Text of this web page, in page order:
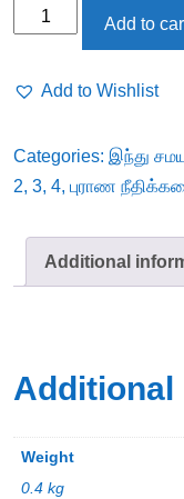
புராண
1,2,3,4
Add to
Add to Wishlist
Categories: இந்து
2, 3, 4, புராண
Additional
Weight
0.4 kg